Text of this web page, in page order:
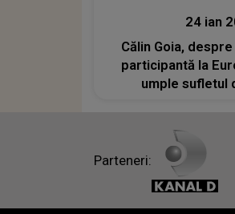
24 ian
Călin Goia,
participantă la
umple sufletul
Parteneri: